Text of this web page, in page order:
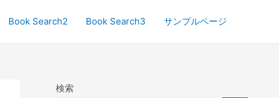
Book Search2 Book Search3 サンプルページ
検索